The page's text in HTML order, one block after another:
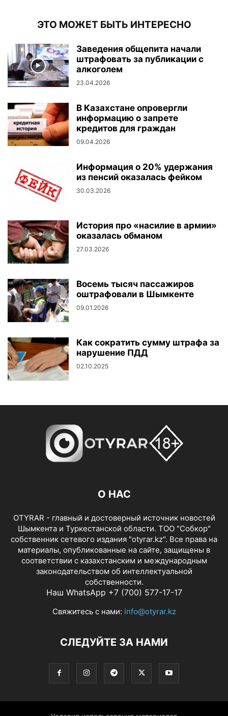
ЭТО МОЖЕТ БЫТЬ ИНТЕРЕСНО
Заведения общепита начали
штрафовать за публикации с
алкоголем
23.04.2026
В Казахстане опровергли
информацию о запрете
кредитов для граждан
09.04.2026
Информация о 20% удержания
из пенсий оказалась фейком
30.03.2026
История про «насилие в армии»
оказалась обманом
27.03.2026
Восемь тысяч пассажиров
оштрафовали в Шымкенте
09.01.2026
Как сократить сумму штрафа за
нарушение ПДД
02.10.2025
О НАС
OTYRAR - главный и достоверный источник новостей
Шымкента и Туркестанской области. ТОО "Собкор"
собственник сетевого издания "otyrar.kz". Все права на
материалы, опубликованные на сайте, защищены в
соответствии с казахстанским и международным
законодательством об интеллектуальной
собственности.
Наш WhatsApp +7 (700) 577-17-17
Свяжитесь с нами: info@otyrar.kz
СЛЕДУЙТЕ ЗА НАМИ